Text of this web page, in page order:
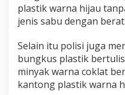
plastik warna hijau
jenis sabu dengan
Selain itu polisi juga
bungkus plastik
minyak warna coklat
kantong plastik warna